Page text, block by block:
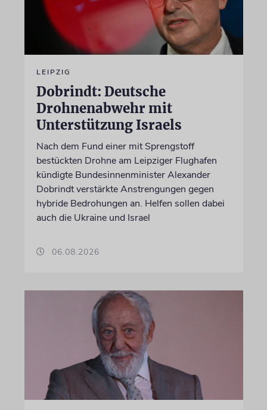
LEIPZIG
Dobrindt: Deutsche
Drohnenabwehr mit
Unterstützung Israels
Nach dem Fund einer mit Sprengstoff
bestückten Drohne am Leipziger Flughafen
kündigte Bundesinnenminister Alexander
Dobrindt verstärkte Anstrengungen gegen
hybride Bedrohungen an. Helfen sollen dabei
auch die Ukraine und Israel
06.08.2026